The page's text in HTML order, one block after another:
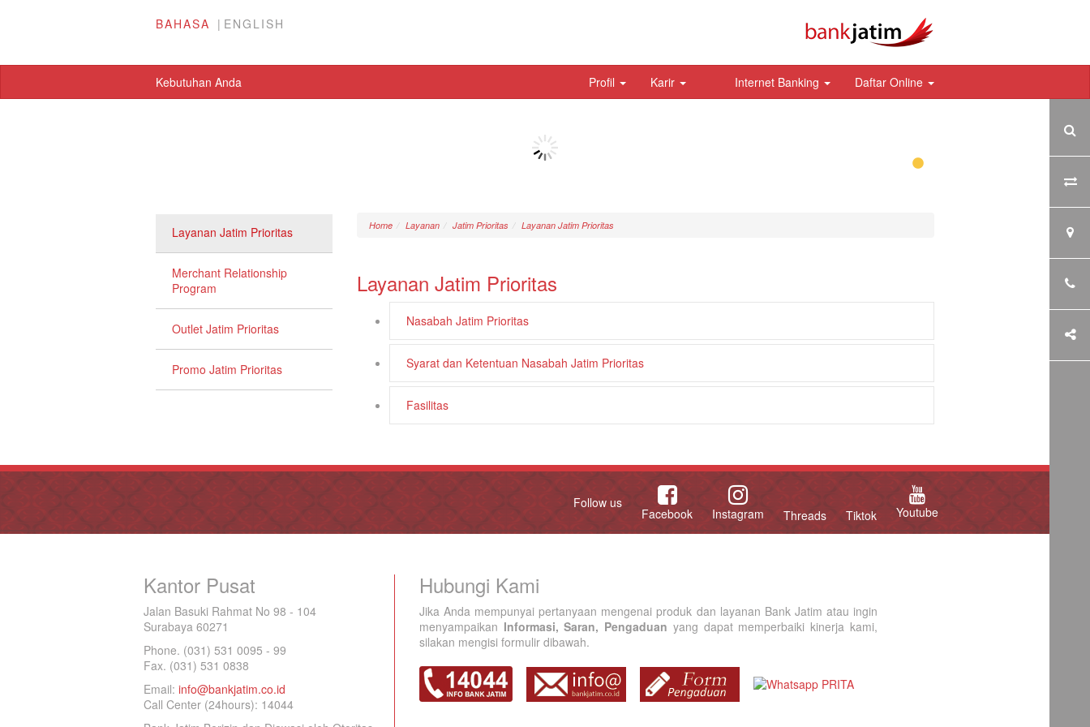
BAHASA ENGLISH
Kebutuhan Anda Profil Karir Internet Banking Daftar Online
Layanan Jatim Prioritas
Merchant Relationship
Program
Outlet Jatim Prioritas
Promo Jatim Prioritas
Home Layanan Jatim Prioritas Layanan Jatim Prioritas
Layanan Jatim Prioritas
Nasabah Jatim Prioritas
Syarat dan Ketentuan Nasabah Jatim Prioritas
Fasilitas
Follow us
Facebook Instagram Threads Tiktok Youtube
Kantor Pusat
Jalan Basuki Rahmat No 98 - 104
Surabaya 60271
Phone. (031) 531 0095 - 99
Fax. (031) 531 0838
Email: info@bankjatim.co.id
Call Center (24hours): 14044
Hubungi Kami
Jika Anda mempunyai pertanyaan mengenai produk dan layanan Bank Jatim atau ingin
menyampaikan Informasi, Saran, Pengaduan yang dapat memperbaiki kinerja kami,
silakan mengisi formulir dibawah.